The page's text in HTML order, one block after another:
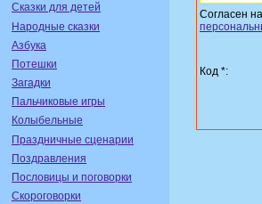
Сказки для детей
Народные сказки
Азбука
Потешки
Загадки
Пальчиковые игры
Колыбельные
Праздничные сценарии
Поздравления
Пословицы и поговорки
Скороговорки
Согласен на
Код *: